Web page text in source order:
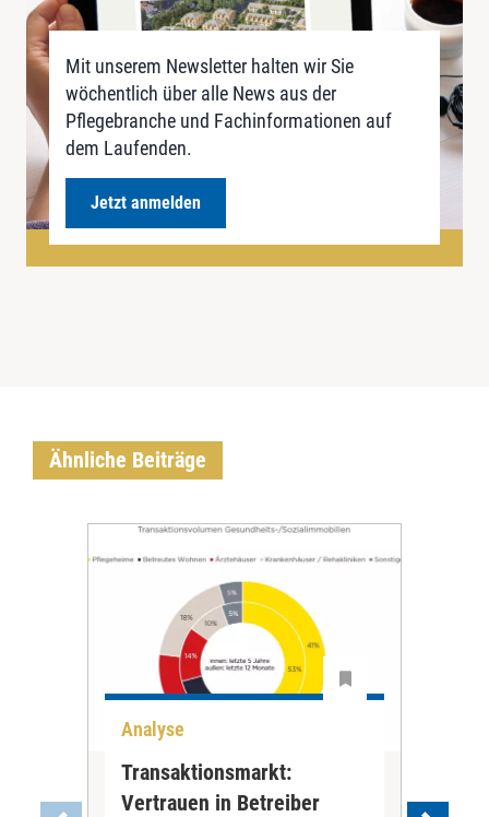
Mit unserem Newsletter halten wir Sie
wöchentlich über alle News aus der
Pflegebranche und Fachinformationen auf
dem Laufenden.
Jetzt anmelden
Ähnliche Beiträge
Analyse
Transaktionsmarkt:
Vertrauen in Betreiber